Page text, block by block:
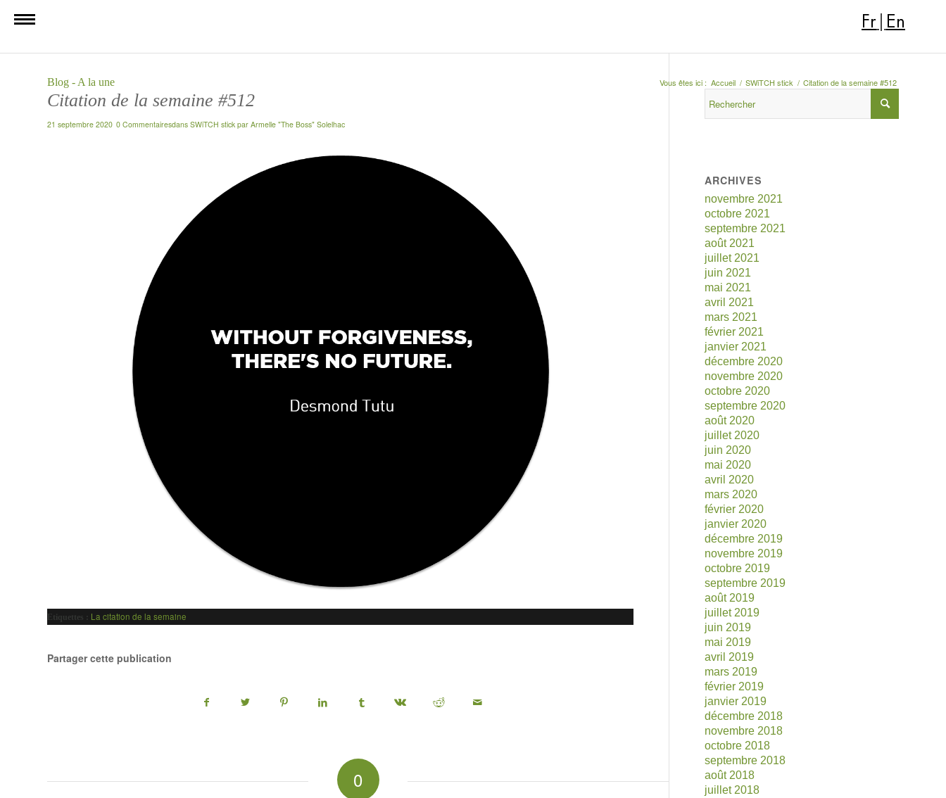
Fr En
Blog - A la une Vous êtes ici : Accueil / SWiTCH stick / Citation de la semaine #512
Citation de la semaine #512
21 septembre 2020 0 Commentairesdans SWiTCH stick par Armelle "The Boss" Solelhac
Etiquettes : La citation de la semaine
Partager cette publication
0
ARCHIVES
novembre 2021
octobre 2021
septembre 2021
août 2021
juillet 2021
juin 2021
mai 2021
avril 2021
mars 2021
février 2021
janvier 2021
décembre 2020
novembre 2020
octobre 2020
septembre 2020
août 2020
juillet 2020
juin 2020
mai 2020
avril 2020
mars 2020
février 2020
janvier 2020
décembre 2019
novembre 2019
octobre 2019
septembre 2019
août 2019
juillet 2019
juin 2019
mai 2019
avril 2019
mars 2019
février 2019
janvier 2019
décembre 2018
novembre 2018
octobre 2018
septembre 2018
août 2018
juillet 2018